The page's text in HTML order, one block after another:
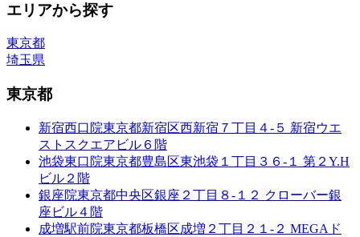
エリアから探す
東京都
埼玉県
東京都
新宿西口院東京都新宿区西新宿７丁目４-５ 新宿ウエ
ストスクエアビル６階
池袋東口院東京都豊島区東池袋１丁目３６-１ 第２Y.H
ビル２階
銀座院東京都中央区銀座２丁目８-１２ クローバー銀
座ビル４階
成増駅前院東京都板橋区成増２丁目２１-２ MEGAド